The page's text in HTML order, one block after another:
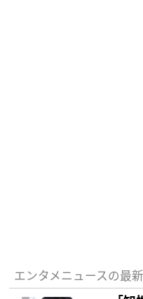
エンタメニュースの最